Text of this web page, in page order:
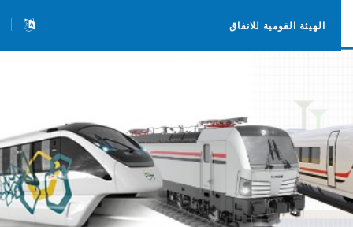
الهيئة القومية للانفاق